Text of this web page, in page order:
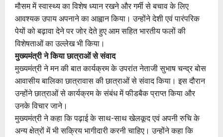
मौसम में स्वास्थ्य का विशेष ध्यान रखने और गर्मी से बचाव के लिए
आवश्यक उपाय अपनाने का आह्वान किया। उन्होंने देशी एवं पारंपरिक
पेयों को बढ़ावा देने पर जोर देते हुए आम सहित भारतीय फलों की
विशेषताओं का उल्लेख भी किया।
मुख्यमंत्री ने किया छात्राओं से संवाद
मुख्यमंत्री ने मन की बात कार्यक्रम के उपरांत नेताजी सुभाष चन्द्र बोस
आवासीय बालिका छात्रावास की छात्राओं से संवाद किया। इस दौरान
उन्होंने छात्राओं से कार्यक्रम के संबंध में फीडबैक प्राप्त किया और
उनके विचार जाने।
मुख्यमंत्री ने कहा कि पढ़ाई के साथ-साथ खेलकूद एवं अपनी रुचि के
अन्य क्षेत्रों में भी सक्रिय भागीदारी करनी चाहिए। उन्होंने कहा कि